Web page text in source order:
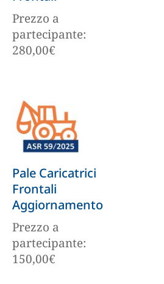
Prezzo a
partecipante:
280,00€
Pale Caricatrici
Frontali
Aggiornamento
Prezzo a
partecipante:
150,00€